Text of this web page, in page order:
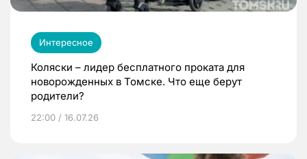
Интересное
Коляски – лидер бесплатного проката для
новорожденных в Томске. Что еще берут
родители?
22:00 / 16.07.26